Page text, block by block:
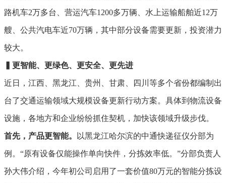
路机车2万多台、营运汽车1200多万辆、水上运输船舶近12万
艘、公共汽电车近70万辆，其中部分设备需要更新，投资潜力
较大。
更智能、更绿色、更安全、更先进
近日，江西、黑龙江、贵州、甘肃、四川等多个省份都编制出
台了交通运输领域大规模设备更新行动方案。具体到物流设备
设施，各地方和企业纷纷抓住契机，加快该领域升级步伐。
首先，产品更智能。 以黑龙江哈尔滨的中通快递征仪分部为
例。“原有设备仅能操作单向快件，分拣效率低。”分部负责人
孙大伟介绍，今年初公司启用了一套价值80万元的智能分拣设